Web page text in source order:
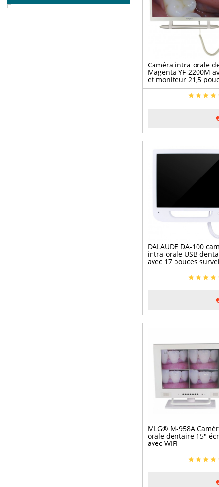
Caméra intra-orale
Magenta YF-2200M
et moniteur 21,5
DALAUDE DA-100
intra-orale USB
avec 17 pouces
MLG® M-958A
orale dentaire 15"
avec WIFI